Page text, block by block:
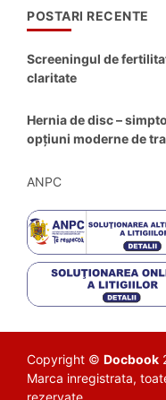
POSTARI RECENTE
Screeningul de
claritate
Hernia de disc –
opțiuni moderne de
ANPC
Copyright © Docbook
Marca inregistrata,